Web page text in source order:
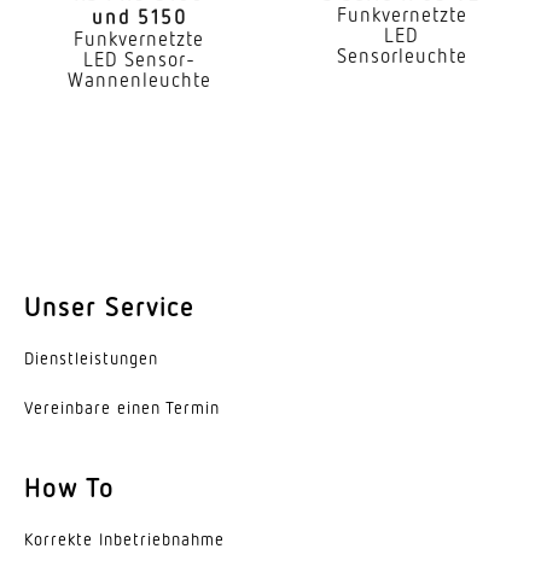
Mit Lichtsensor
70-79
Mit Leuchtmittel
Lebensdauer LED (25 °C)
100000 h
und 5150
Funkvernetzte
LED Sensor-
Wannenleuchte
Funkvernetzte
LED
Sensorleuchte
Unser Service
Dienst­leis­tungen
Vereinbare einen Termin
How To
Korrekte Inbe­trieb­nahme